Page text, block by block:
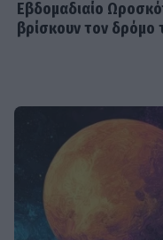
Εβδομαδιαίo
βρίσκουν τον δρόμο